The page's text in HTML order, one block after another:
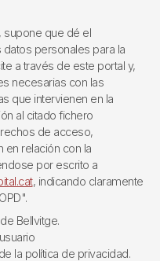
supone que dé el
personales para la
a través de este portal y,
necesarias con las
que intervienen en la
al citado fichero
de acceso,
en relación con la
por escrito a
, indicando claramente
Bellvitge.
la política de privacidad.